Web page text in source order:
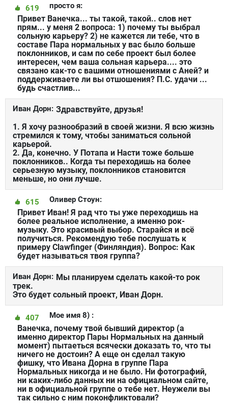
просто я:
619
Привет Ванечка... ты такой, такой.. слов нет
прям... у меня 2 вопроса: 1) почему ты выбрал
сольную карьеру? 2) не кажется ли тебе, что в
составе Пара нормальных у вас было больше
поклонников, и сам по себе проект был более
интересен, чем ваша сольная карьера.... это
связано как-то с вашими отношениями с Аней? и
поддерживаете ли вы отшошения? П.С. удачи ...
будь счастлив...
Иван Дорн: Здравствуйте, друзья!
1. Я хочу разнообразий в своей жизни. Я всю жизнь
стремился к тому, чтобы заниматься сольной
карьерой.
2. Да, конечно. У Потапа и Насти тоже больше
поклонников.. Когда ты переходишь на более
серьезную музыку, поклонников становится
меньше, но они лучше.
Оливер Стоун:
615
Привет Иван! Я рад что ты уже переходишь на
более реальное исполнение, а именно рок-
музыку. Это красивый выбор. Старайся и всё
получиться. Рекомендую тебе послушать к
примеру Clawfinger (Финляндия). Вопрос: Как
будет называться твоя группа?
Иван Дорн: Мы планируем сделать какой-то рок
трек.
Это будет сольный проект, Иван Дорн.
Мое имя 8) :
407
Ванечка, почему твой бывший директор (а
именно директор Пары Нормальных на данный
момент) пытаеться всячески доказать то, что ты
ничего не достоин? А еще он сделал такую
фишку, что Ивана Дорна в группе Пара
Нормальных никогда и не было. Ни фотографий,
ни каких-либо данных ни на официальном сайте,
ни в официальной группе о тебе нет. Неужели вы
так сильно с ним поконфликтовали?